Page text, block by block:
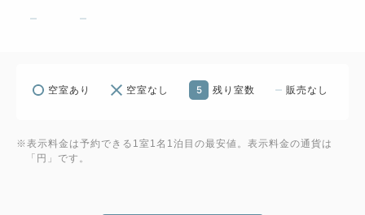
空室あり 空室なし 5 残り室数 販売なし
※表示料金は予約できる1室1名1泊目の最安値。表示料金の通貨は
「円」です。